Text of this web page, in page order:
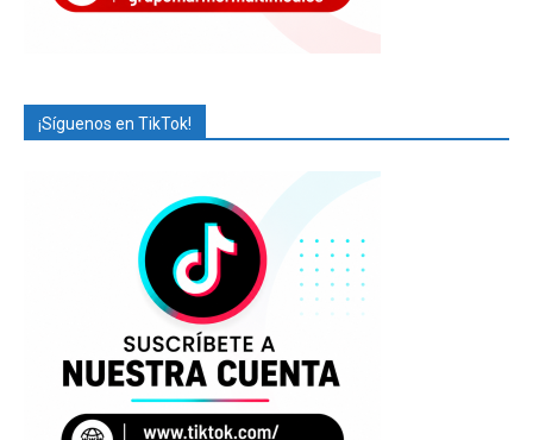
¡Síguenos en TikTok!